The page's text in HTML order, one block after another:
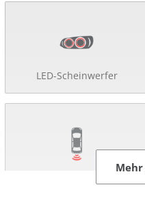
LED-Scheinwerfer
Mehr